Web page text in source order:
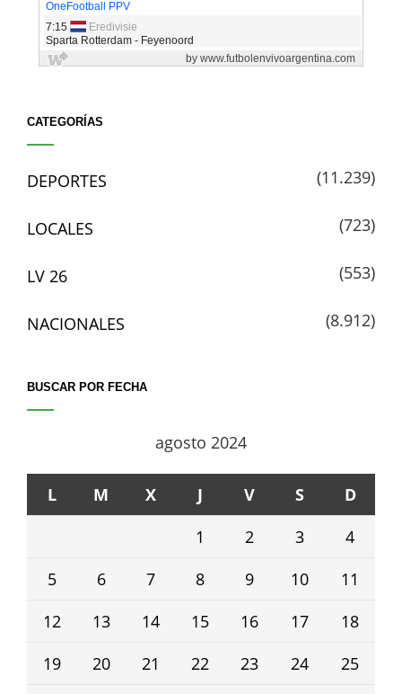
CATEGORÍAS
DEPORTES (11.239)
LOCALES (723)
LV 26 (553)
NACIONALES (8.912)
BUSCAR POR FECHA
agosto 2024
L M X J V S
D
1
2 3
4
5
6 7 8 9 10
11
12
13 14 15 16 17
18
19
20 21 22 23 24
25